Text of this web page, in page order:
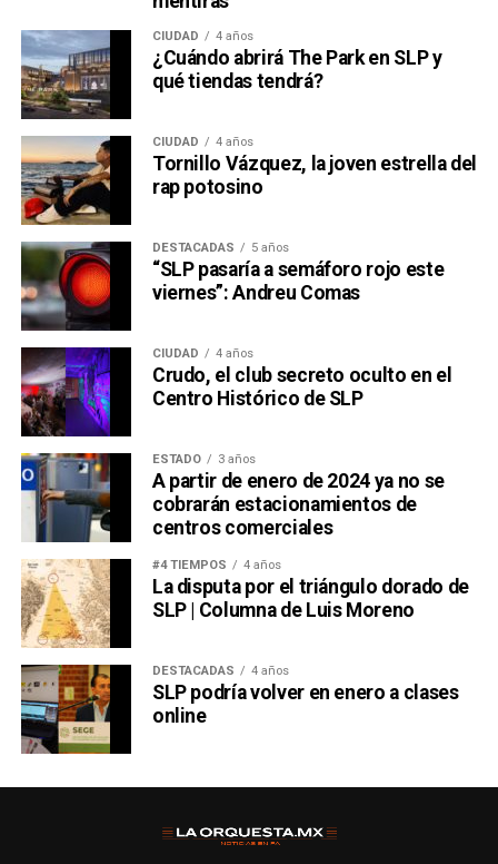
CIUDAD 4 años
¿Cuándo abrirá The Park en SLP y
qué tiendas tendrá?
CIUDAD 4 años
Tornillo Vázquez, la joven estrella del
rap potosino
DESTACADAS 5 años
“SLP pasaría a semáforo rojo este
viernes”: Andreu Comas
CIUDAD 4 años
Crudo, el club secreto oculto en el
Centro Histórico de SLP
ESTADO 3 años
A partir de enero de 2024 ya no se
cobrarán estacionamientos de
centros comerciales
#4 TIEMPOS 4 años
La disputa por el triángulo dorado de
SLP | Columna de Luis Moreno
DESTACADAS 4 años
SLP podría volver en enero a clases
online